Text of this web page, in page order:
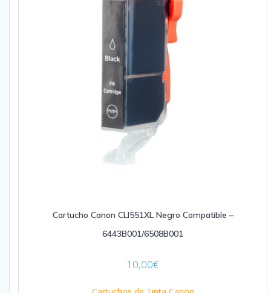
Cartucho Canon CLI551XL Negro Compatible –
6443B001/6508B001
10,00€